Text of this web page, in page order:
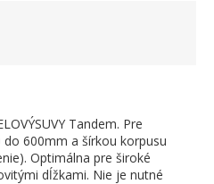
Tandem. Pre
600mm a šírkou korpusu
Optimálna pre široké
dĺžkami. Nie je nutné